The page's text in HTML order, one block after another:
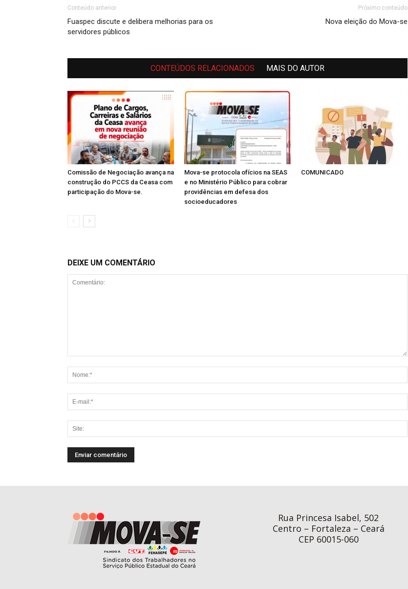
Conteúdo anterior
Fuaspec discute e delibera melhorias para os
servidores públicos
Próximo conteúdo
Nova eleição do Mova-se
CONTEÚDOS RELACIONADOS MAIS DO AUTOR
Comissão de Negociação avança na
construção do PCCS da Ceasa com
participação do Mova-se.
Mova-se protocola ofícios na SEAS
e no Ministério Público para cobrar
providências em defesa dos
socioeducadores
COMUNICADO
DEIXE UM COMENTÁRIO
Rua Princesa Isabel, 502
Centro – Fortaleza – Ceará
CEP 60015-060